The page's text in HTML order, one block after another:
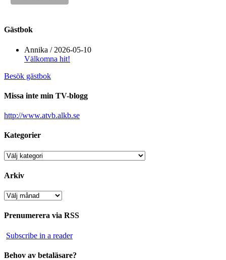
Gästbok
Annika / 2026-05-10
Välkomna hit!
Besök gästbok
Missa inte min TV-blogg
http://www.atvb.alkb.se
Kategorier
Kategorier
Arkiv
Arkiv
Prenumerera via RSS
Subscribe in a reader
Behov av betaläsare?